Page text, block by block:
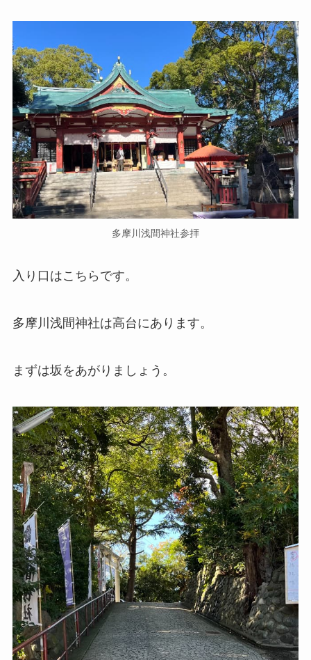
多摩川浅間神社参拝
入り口はこちらです。
多摩川浅間神社は高台にあります。
まずは坂をあがりましょう。